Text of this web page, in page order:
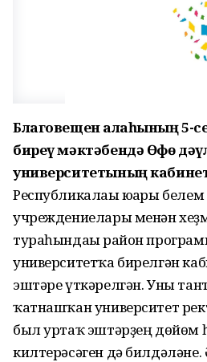
Благовещен ҡалаһының 5-
биреү мәктәбендә Өфө
университетының
Республикалағы юғары
учреждениелары менән
тураһындағы район
университетҡа бирелгән
эштәре үткәрелгән. Уны
ҡатнашҡан университет
был уртаҡ эштәрҙең дөйөм
килтерәсәген дә